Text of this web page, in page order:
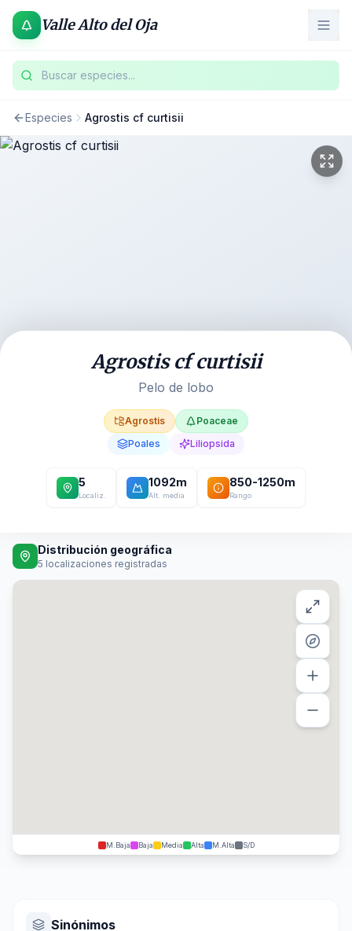
Valle Alto del Oja
Buscar especies...
Especies Agrostis cf curtisii
Agrostis cf curtisii
Pelo de lobo
Agrostis
Poaceae
Poales
Liliopsida
5
Localiz.
1092m
Alt. media
850-1250m
Rango
Distribución geográfica
5 localizaciones registradas
M.Baja Baja Media Alta M.Alta S/D
Sinónimos